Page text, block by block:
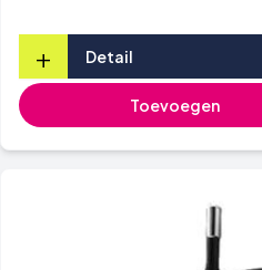
+ Detail
Toevoegen